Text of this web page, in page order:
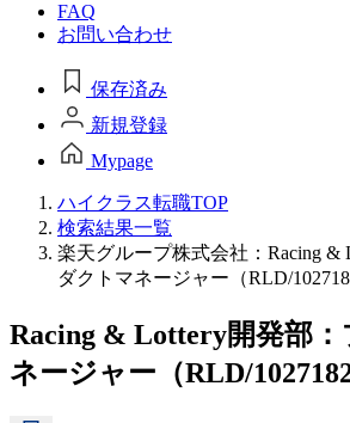
FAQ
お問い合わせ
保存済み
新規登録
Mypage
ハイクラス転職TOP
検索結果一覧
楽天グループ株式会社：Racing &
ダクトマネージャー（RLD/
Racing & Lottery開発部
ネージャー（RLD/1027182